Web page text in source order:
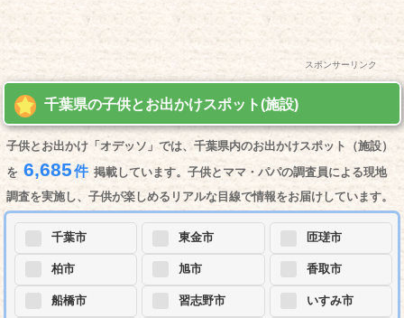
スポンサーリンク
千葉県の子供とお出かけスポット(施設)
子供とお出かけ「オデッソ」では、千葉県内のお出かけスポット（施設）
を 6,685件 掲載しています。子供とママ・パパの調査員による現地
調査を実施し、子供が楽しめるリアルな目線で情報をお届けしています。
千葉市
柏市
船橋市
東金市
旭市
習志野市
匝瑳市
香取市
いすみ市